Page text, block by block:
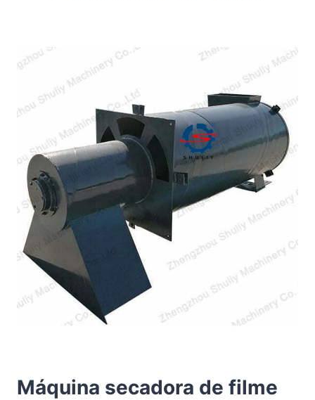
Máquina secadora de filme